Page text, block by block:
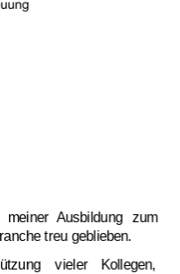
meiner Ausbildung
zum
treu geblieben.
vieler
Kollegen,